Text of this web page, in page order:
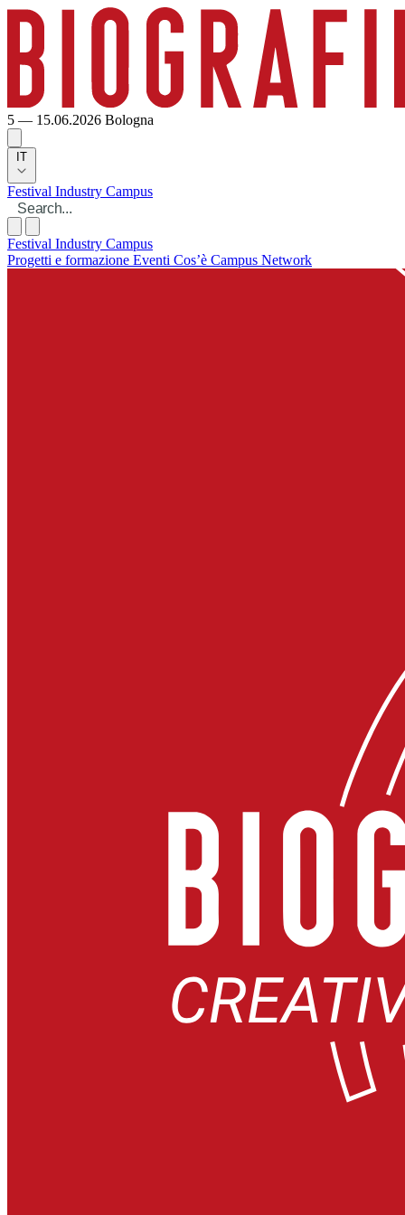
5 — 15.06.2026 Bologna
IT
Festival Industry Campus
Festival Industry Campus
Progetti e formazione Eventi Cos’è Campus Network